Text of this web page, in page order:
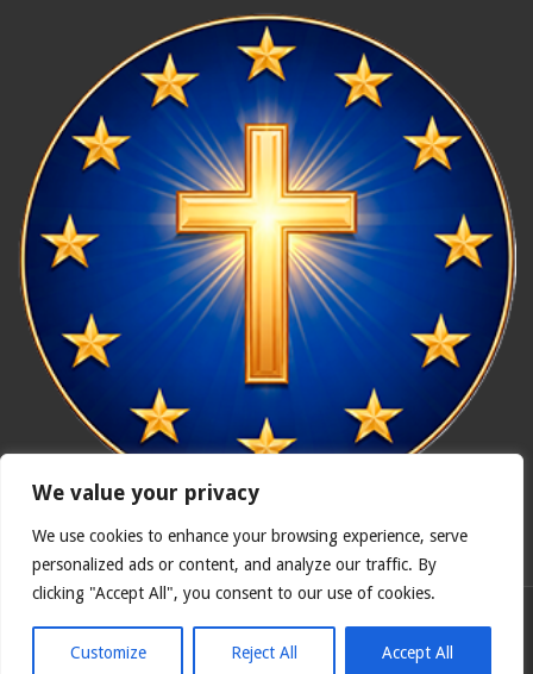
We value your privacy
We use cookies to enhance your browsing experience, serve
personalized ads or content, and analyze our traffic. By
clicking "Accept All", you consent to our use of cookies.
Customize Reject All Accept All
In nómine Patris, et Fílii, et Spíritus Sancti. Amen.